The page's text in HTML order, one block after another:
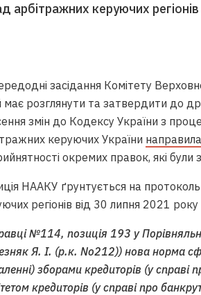
арбітражних керуючих
засідання Комітету
має розглянути та затвердити до
змін до Кодексу України з
керуючих України
окремих правок, які
НААКУ ґрунтується на
регіонів від 30 липня 2021
№114, позиція 193 у
Я. І. (р.к. No212)) нова норма
зборами кредиторів (у справі
кредиторів (у справі про